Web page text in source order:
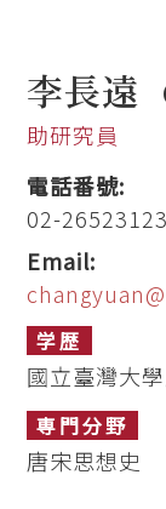
李長遠
助研究員
電話番號:
02-26523123
Email:
学歴
國立臺灣大
専門分野
唐宋思想史